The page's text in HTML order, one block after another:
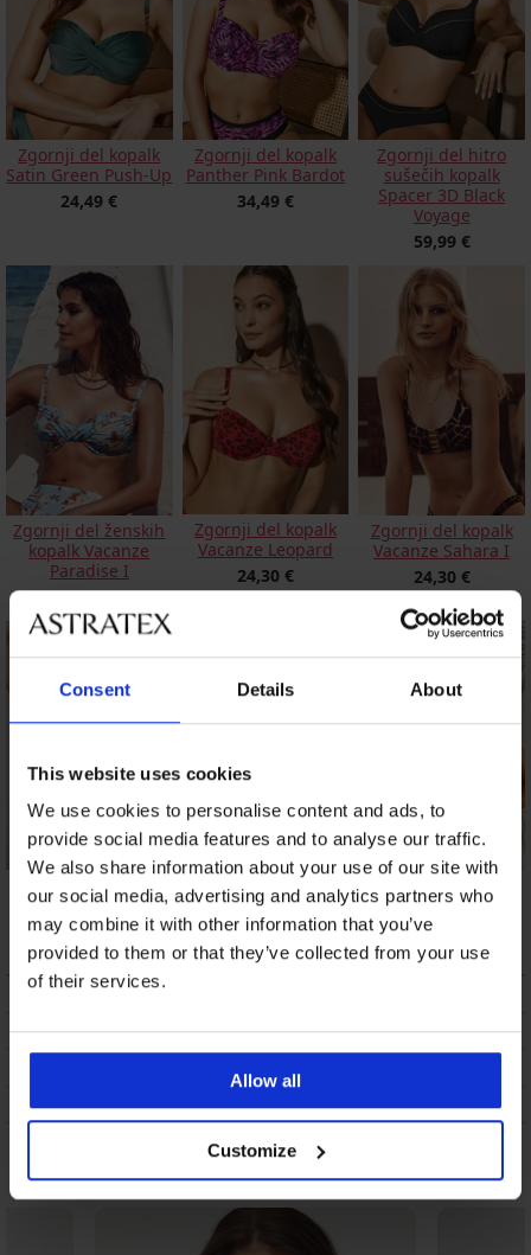
Consent Details About
This website uses cookies
We use cookies to personalise content and ads, to
provide social media features and to analyse our traffic.
We also share information about your use of our site with
our social media, advertising and analytics partners who
may combine it with other information that you’ve
provided to them or that they’ve collected from your use
of their services.
Allow all
Customize
Zgornji del kopalk
Satin Green Push-Up
24,49 €
Zgornji del kopalk
Panther Pink Bardot
34,49 €
Zgornji del hitro
sušečih kopalk
Spacer 3D Black
Voyage
59,99 €
Zgornji del ženskih
kopalk Vacanze
Paradise I
26,70 €
Zgornji del kopalk
Vacanze Leopard
24,30 €
Zgornji del kopalk
Vacanze Sahara I
24,30 €
Zgornji del kopalk
Tenerife Green
39,19 €
Zgornji del kopalk
Sea
15,99 €
Zgornji del ženskih
kopalk Ezer Black
59,99 €
OPIS
DOSTAVA IN PLAČILO
VZDRŽEVANJE IN PRANJE
Morda vam bo všeč